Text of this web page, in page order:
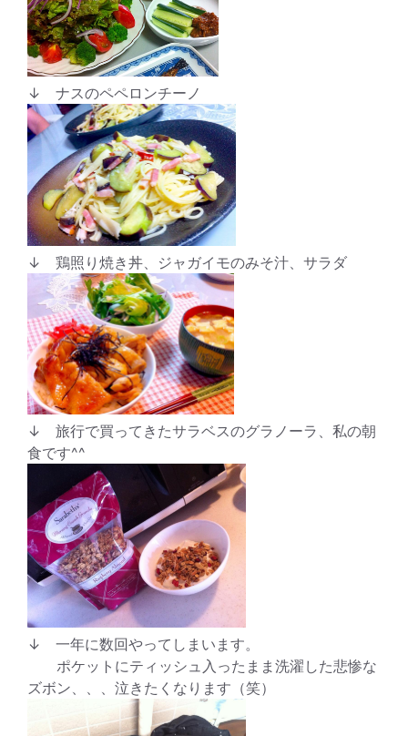
↓ ナスのペペロンチーノ
↓ 鶏照り焼き丼、ジャガイモのみそ汁、サラダ
↓ 旅行で買ってきたサラベスのグラノーラ、私の朝
食です^^
↓ 一年に数回やってしまいます。
ポケットにティッシュ入ったまま洗濯した悲惨な
ズボン、、、泣きたくなります（笑）